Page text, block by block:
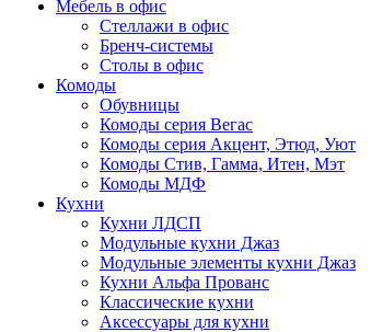
Мебель в офис
Стеллажи в офис
Бренч-системы
Столы в офис
Комоды
Обувницы
Комоды серия Вегас
Комоды серия Акцент, Этюд, Уют
Комоды Стив, Гамма, Итен, Мэт
Комоды МДФ
Кухни
Кухни ЛДСП
Модульные кухни Джаз
Модульные элементы кухни Джаз
Кухни Альфа Прованс
Классические кухни
Аксессуары для кухни